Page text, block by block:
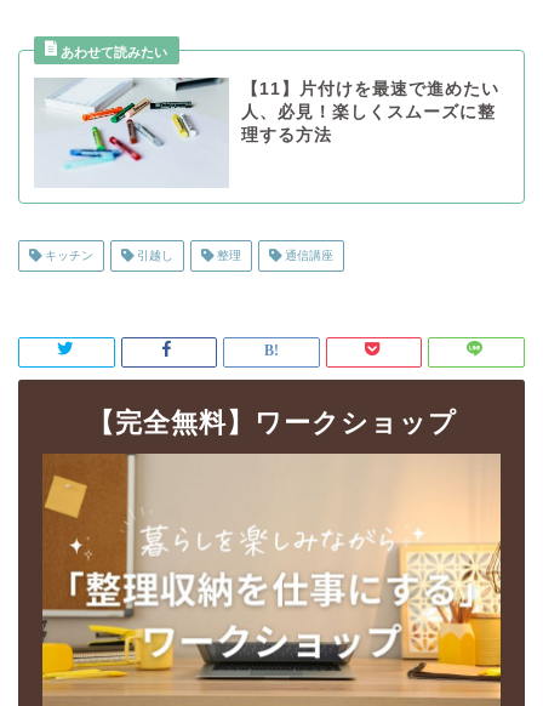
【11】片付けを最速で進めたい
人、必見！楽しくスムーズに整
理する方法
キッチン 引越し 整理 通信講座
【完全無料】ワークショップ